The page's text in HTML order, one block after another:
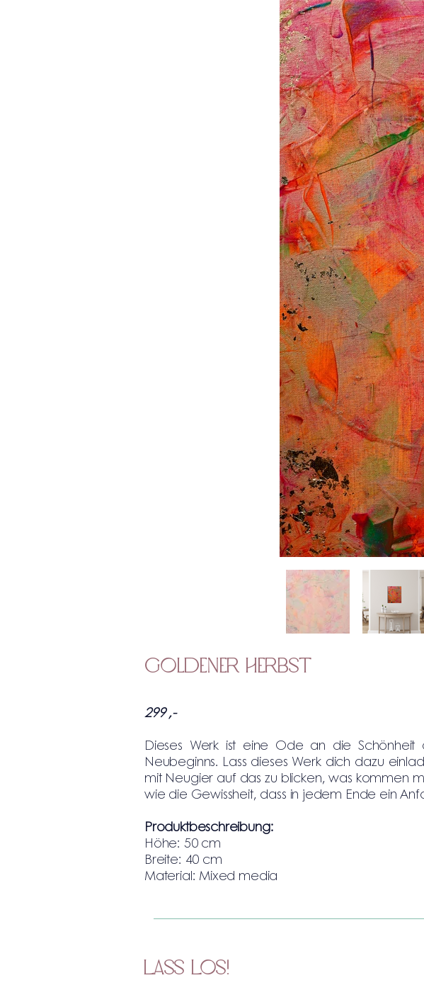
Goldener Herbst
299 ,-
Dieses Werk ist eine Ode an die
Neubeginns. Lass dieses Werk dich dazu
mit Neugier auf das zu blicken, was kommen
wie die Gewissheit, dass in jedem Ende ein
Produktbeschreibung:
Höhe: 50 cm
Breite: 40 cm
Material: Mixed media
Lass Los!